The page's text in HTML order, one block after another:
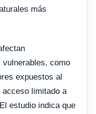
más
vulnerables, como
expuestos al
limitado a
estudio indica que